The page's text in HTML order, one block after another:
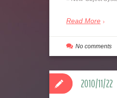
Read More
No comments
2010/11/22